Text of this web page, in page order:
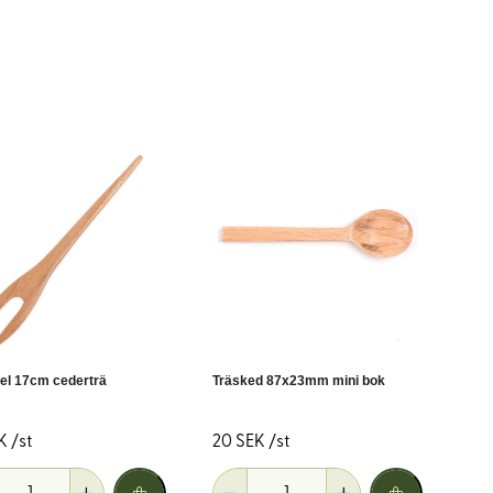
eller har varit visningsexemplar.
17cm cederträ
/st
Träsked 87x23mm mini bok
20 SEK /st